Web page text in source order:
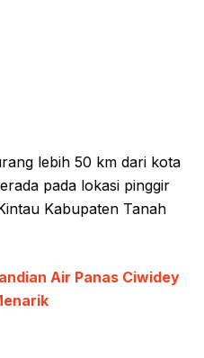
lebih 50 km dari kota
pada lokasi pinggir
Kabupaten Tanah
Air Panas Ciwidey